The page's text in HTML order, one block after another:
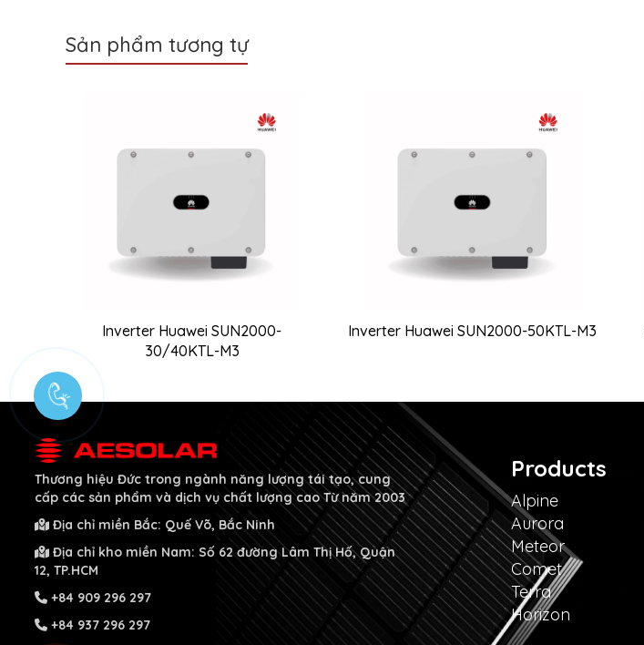
Sản phẩm tương tự
Inverter Huawei SUN2000-
30/40KTL-M3
Inverter Huawei SUN2000-50KTL-M3
Thương hiệu Đức trong ngành năng lượng tái tạo, cung
cấp các sản phẩm và dịch vụ chất lượng caoTừ năm 2003
Địa chỉ miền Bắc: Quế Võ, Bắc Ninh
Địa chỉ kho miền Nam: Số 62 đường Lâm Thị Hố, Quận
12, TP.HCM
+84 909 296 297
+84 937 296 297
Products
Alpine
Aurora
Meteor
Comet
Terra
Horizon